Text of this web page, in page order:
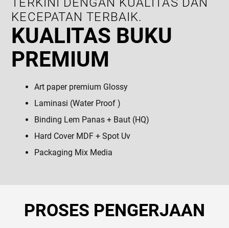
KECEPATAN TERBAIK.
KUALITAS BUKU
PREMIUM
Art paper premium Glossy
Laminasi (Water Proof )
Binding Lem Panas + Baut (HQ)
Hard Cover MDF + Spot Uv
Packaging Mix Media
PROSES PENGERJAAN